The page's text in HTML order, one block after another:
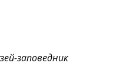
заповедник